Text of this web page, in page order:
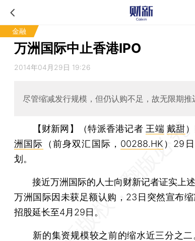
金融
万洲国际中止香港IPO
2014年04月29日 19:26
尽管缩减发行规模，但仍认购不足，故无限期推
【财新网】（特派香港记者 王端 戴甜）
洲国际 （前身双汇国际， 00288.HK ）29
划。
接近万洲国际的人士向财新记者证实上
万洲国际因未获足额认购，23日突然宣布
招股延长至4月29日。
新的集资规模较之前的缩水近三分之二